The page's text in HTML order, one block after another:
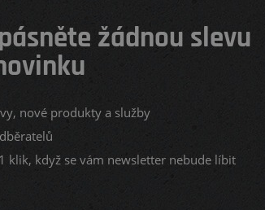
žádnou slevu
nové produkty a služby
klik, když se vám newsletter nebude líbit